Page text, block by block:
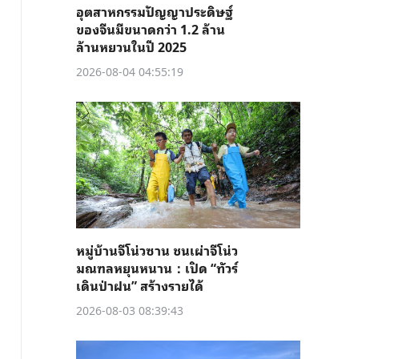
อุตสาหกรรมปัญญาประดิษฐ์
ของจีนมีขนาดกว่า 1.2 ล้าน
ล้านหยวนในปี 2025
2026-08-04 04:55:19
หมู่บ้านจีโน่วซาน ชนเผ่าจีโน่ว
มณฑลหยุนหนาน：เปิด “ทัวร์
เดินป่าฝน” สร้างรายได้
2026-08-03 08:39:43